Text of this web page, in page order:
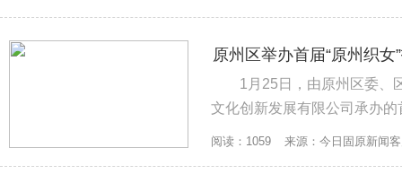
原州区举办首届“原州织女
1月25日，由原州区委、
文化创新发展有限公司承办的
区14个乡镇（街道）的192名
阅读：1059 来源：今日固原新闻